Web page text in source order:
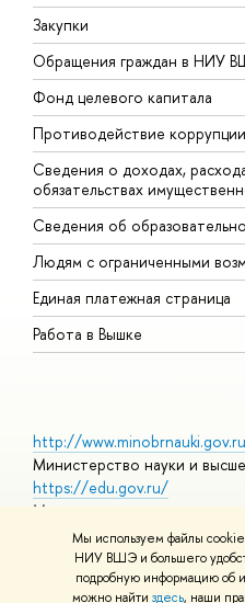
Мы используем файлы
НИУ ВШЭ и большего
подробную информацию об
можно найти здесь, наши
Закупки
Обращения граждан в НИУ
Фонд целевого капитала
Противодействие коррупции
Сведения о доходах,
обязательствах
Сведения об
Людям с ограниченными
Единая платежная страница
Работа в Вышке
http://
Министерство науки и
https://edu.gov.ru/
Министерство просвещения
https://elearning.hse.ru/mooc
Массовые открытые